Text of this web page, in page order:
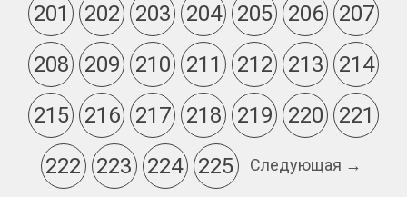
201
202 203 204 205 206
207
208
209 210 211 212 213
214
215
216 217 218 219 220
221
222
223 224 225 Следующая →